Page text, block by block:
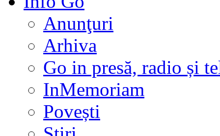
Anunţuri
Arhiva
Go in presă, radio și
InMemoriam
Povești